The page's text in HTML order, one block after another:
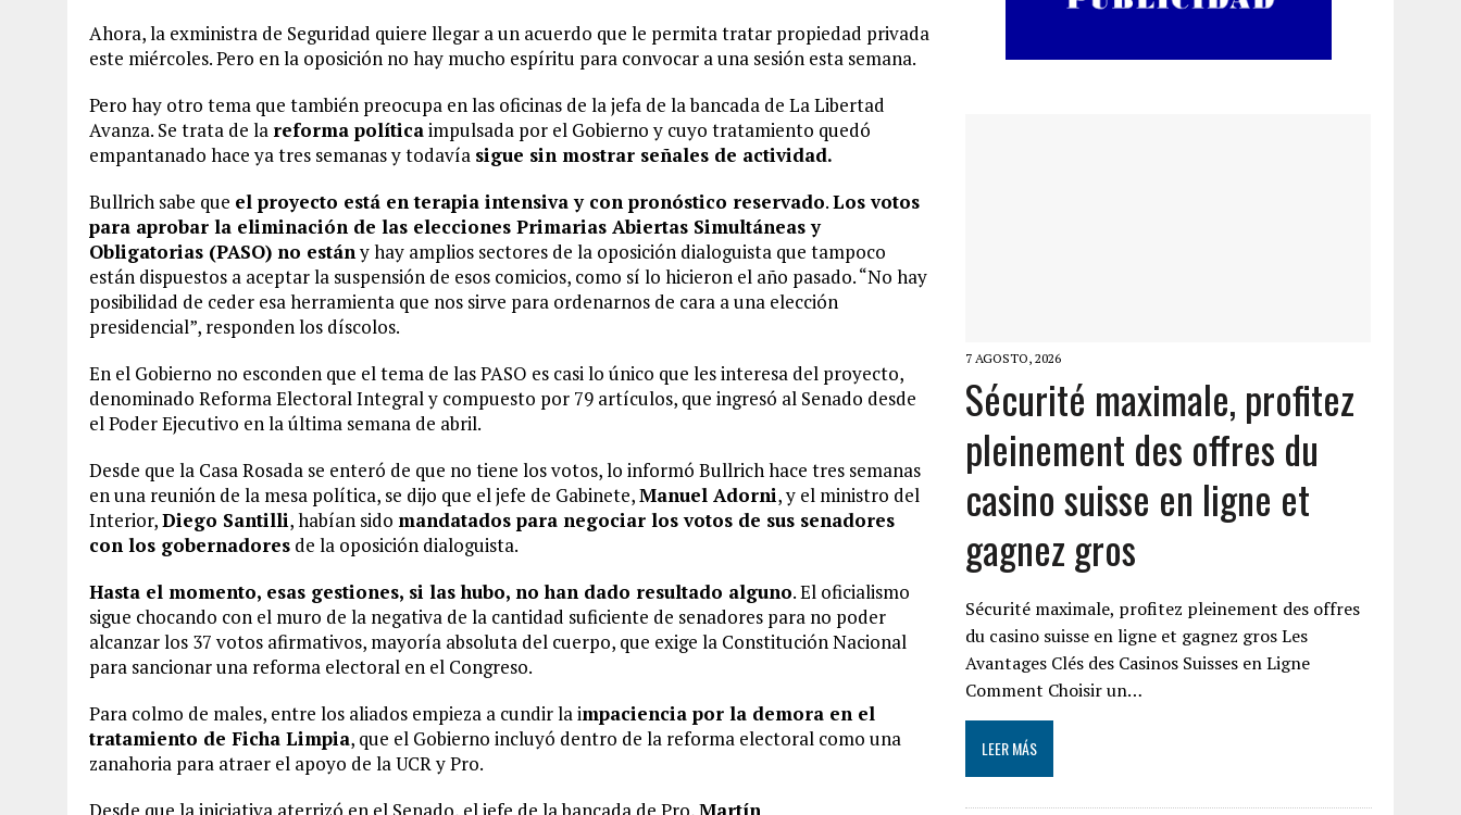
Ahora, la exministra de Seguridad quiere llegar a un acuerdo que le permita tratar propiedad privada
este miércoles. Pero en la oposición no hay mucho espíritu para convocar a una sesión esta semana.
Pero hay otro tema que también preocupa en las oficinas de la jefa de la bancada de La Libertad
Avanza. Se trata de la reforma políticaimpulsada por el Gobierno y cuyo tratamiento quedó
empantanado hace ya tres semanas y todavía sigue sin mostrar señales de actividad.
Bullrich sabe que el proyecto está en terapia intensiva y con pronóstico reservado.Los votos
para aprobar la eliminación de las elecciones Primarias Abiertas Simultáneas y
Obligatorias (PASO) no estány hay amplios sectores de la oposición dialoguista que tampoco
están dispuestos a aceptar la suspensión de esos comicios, como sí lo hicieron el año pasado. “No hay
posibilidad de ceder esa herramienta que nos sirve para ordenarnos de cara a una elección
presidencial”, responden los díscolos.
En el Gobierno no esconden que el tema de las PASO es casi lo único que les interesa del proyecto,
denominado Reforma Electoral Integral y compuesto por 79 artículos, que ingresó al Senado desde
el Poder Ejecutivo en la última semana de abril.
Desde que la Casa Rosada se enteró de que no tiene los votos, lo informó Bullrich hace tres semanas
en una reunión de la mesa política, se dijo que el jefe de Gabinete,Manuel Adorni, y el ministro del
Interior,Diego Santilli, habían sido mandatados para negociar los votos de sus senadores
con los gobernadores de la oposición dialoguista.
Hasta el momento, esas gestiones, si las hubo, no han dado resultado alguno. El oficialismo
sigue chocando con el muro de la negativa de la cantidad suficiente de senadores para no poder
alcanzar los 37 votos afirmativos, mayoría absoluta del cuerpo, que exige la Constitución Nacional
para sancionar una reforma electoral en el Congreso.
Para colmo de males, entre los aliados empieza a cundir la impaciencia por la demora en el
tratamiento de Ficha Limpia, que el Gobierno incluyó dentro de la reforma electoral como una
zanahoria para atraer el apoyo de la UCR y Pro.
Desde que la iniciativa aterrizó en el Senado, el jefe de la bancada de Pro,Martín
7 AGOSTO, 2026
Sécurité maximale, profitez
pleinement des offres du
casino suisse en ligne et
gagnez gros
Sécurité maximale, profitez pleinement des offres
du casino suisse en ligne et gagnez gros Les
Avantages Clés des Casinos Suisses en Ligne
Comment Choisir un…
LEER MÁS